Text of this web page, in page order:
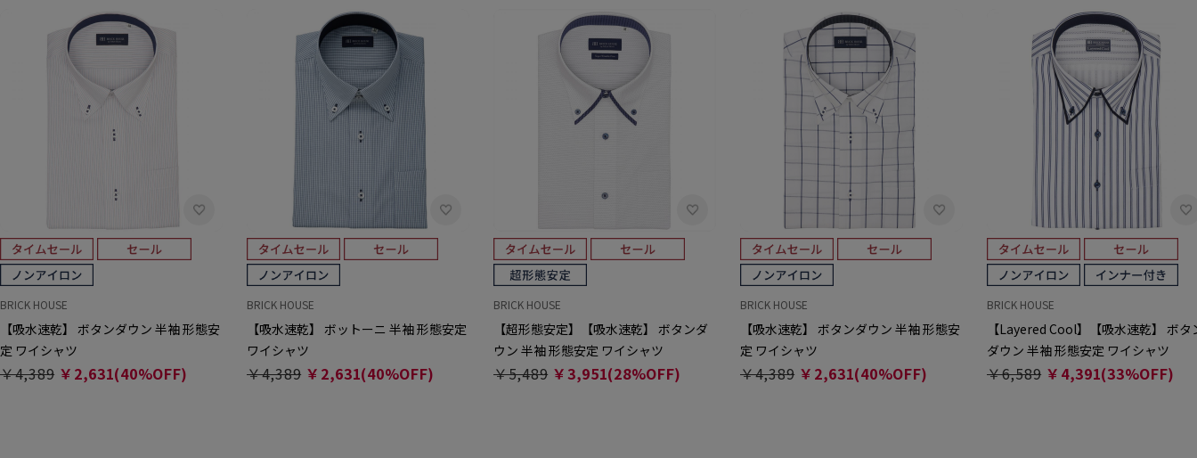
BRICK HOUSE
【吸水速乾】 ボタンダウン 半袖 形態安
定 ワイシャツ
￥4,389 ￥2,631(40%OFF)
BRICK HOUSE
【吸水速乾】 ボットーニ 半袖 形態安定
ワイシャツ
￥4,389 ￥2,631(40%OFF)
BRICK HOUSE
【超形態安定】【吸水速乾】 ボタンダ
ウン 半袖 形態安定 ワイシャツ
￥5,489 ￥3,951(28%OFF)
BRICK HOUSE
【吸水速乾】 ボタンダウン 半袖 形態安
定 ワイシャツ
￥4,389 ￥2,631(40%OFF)
BRICK HOUSE
【Layered Cool】【吸水速乾】 ボタ
ダウン 半袖 形態安定 ワイシャツ
￥6,589 ￥4,391(33%OFF)